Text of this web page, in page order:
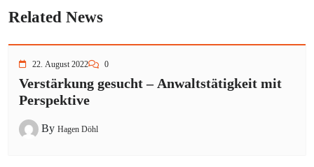
Related News
22. August 2022 0
Verstärkung gesucht – Anwaltstätigkeit mit
Perspektive
By Hagen Döhl